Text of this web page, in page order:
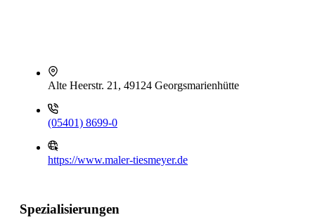
Alte Heerstr. 21, 49124 Georgsmarienhütte
(05401) 8699-0
https://www.maler-tiesmeyer.de
Spezialisierungen